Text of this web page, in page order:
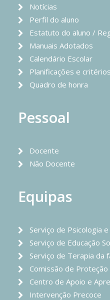
Notícias
Perfil do aluno
Estatuto do aluno /
Manuais Adotados
Calendário Escolar
Planificações e
Quadro de honra
Pessoal
Docente
Não Docente
Equipas
Serviço de Psicologia
Serviço de Educação
Serviço de Terapia da
Comissão de Proteção
Centro de Apoio e
Intervenção Precoce